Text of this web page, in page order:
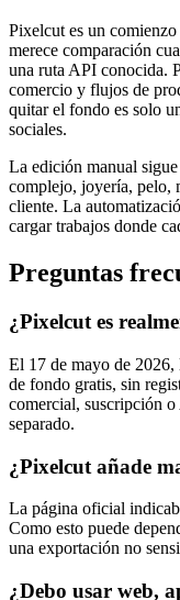
Pixelcut es un
merece comparación
una ruta API conocida.
comercio y flujos de
quitar el fondo es solo
sociales.
La edición manual
complejo, joyería, pelo,
cliente. La
cargar trabajos donde
Preguntas
¿Pixelcut es
El 17 de mayo de
de fondo gratis, sin
comercial, suscripción
separado.
¿Pixelcut añade
La página oficial
Como esto puede
una exportación no
¿Debo usar web,